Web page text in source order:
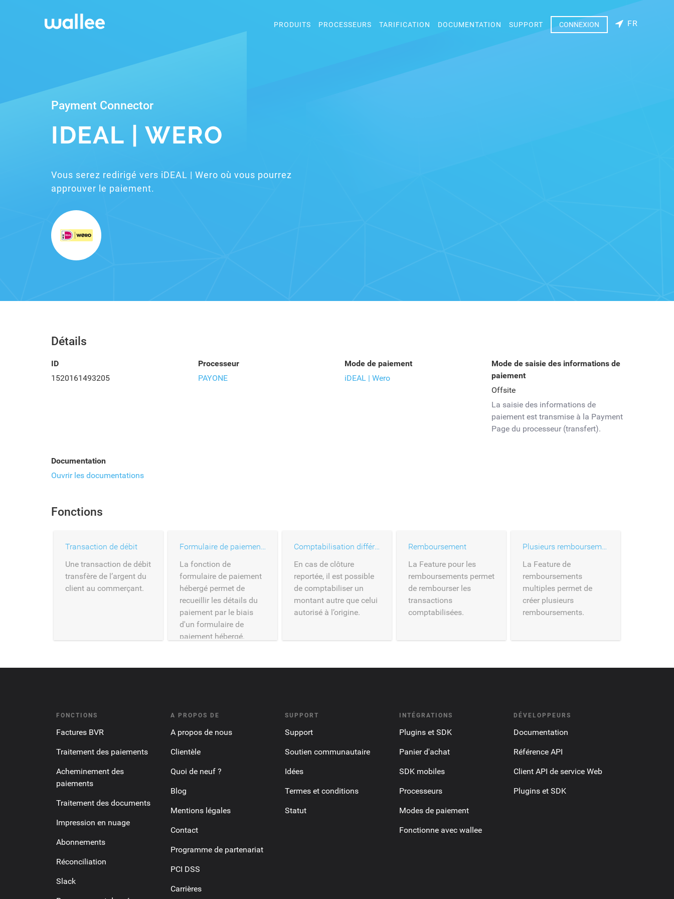
PRODUITS PROCESSEURS TARIFICATION DOCUMENTATION SUPPORT CONNEXION FR
Payment Connector
IDEAL | WERO
Vous serez redirigé vers iDEAL | Wero où vous pourrez
approuver le paiement.
Détails
ID
1520161493205
Processeur
PAYONE
Mode de paiement
iDEAL | Wero
Mode de saisie des informations de
paiement
Offsite
La saisie des informations de
paiement est transmise à la Payment
Page du processeur (transfert).
Documentation
Ouvrir les documentations
Fonctions
Transaction de débit
Une transaction de débit
transfère de l’argent du
client au commerçant.
Formulaire de paiement hébergé
La fonction de
formulaire de paiement
hébergé permet de
recueillir les détails du
paiement par le biais
d'un formulaire de
paiement hébergé.
Comptabilisation différée
En cas de clôture
reportée, il est possible
de comptabiliser un
montant autre que celui
autorisé à l’origine.
Remboursement
La Feature pour les
remboursements permet
de rembourser les
transactions
comptabilisées.
Plusieurs remboursements
La Feature de
remboursements
multiples permet de
créer plusieurs
remboursements.
FONCTIONS
Factures BVR
Traitement des paiements
Acheminement des
paiements
Traitement des documents
Impression en nuage
Abonnements
Réconciliation
Slack
A PROPOS DE
A propos de nous
Clientèle
Quoi de neuf ?
Blog
Mentions légales
Contact
Programme de partenariat
PCI DSS
Carrières
SUPPORT
Support
Soutien communautaire
Idées
Termes et conditions
Statut
INTÉGRATIONS
Plugins et SDK
Panier d'achat
SDK mobiles
Processeurs
Modes de paiement
Fonctionne avec wallee
DÉVELOPPEURS
Documentation
Référence API
Client API de service Web
Plugins et SDK